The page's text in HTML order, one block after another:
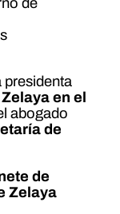
presidenta
en el
abogado
de
de
Zelaya